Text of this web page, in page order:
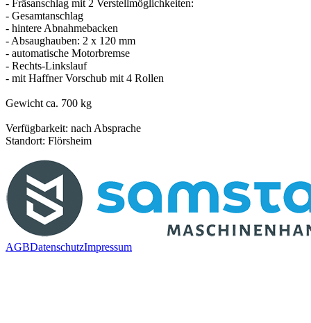
- Fräsanschlag mit 2 Verstellmöglichkeiten:
- Gesamtanschlag
- hintere Abnahmebacken
- Absaughauben: 2 x 120 mm
- automatische Motorbremse
- Rechts-Linkslauf
- mit Haffner Vorschub mit 4 Rollen
Gewicht ca. 700 kg
Verfügbarkeit: nach Absprache
Standort: Flörsheim
AGBDatenschutzImpressum